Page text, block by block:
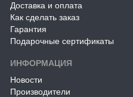
Доставка и оплата
Как сделать заказ
Гарантия
Подарочные сертификаты
ИНФОРМАЦИЯ
Новости
Производители